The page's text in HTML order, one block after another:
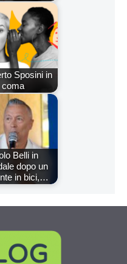
Sposini in
coma
Belli in
dopo un
in bici,…